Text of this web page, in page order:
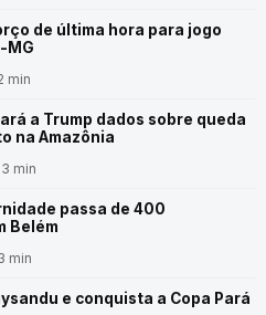
de última hora para jogo
MG
min
a Trump dados sobre queda
na Amazônia
min
passa de 400
Belém
min
e conquista a Copa Pará